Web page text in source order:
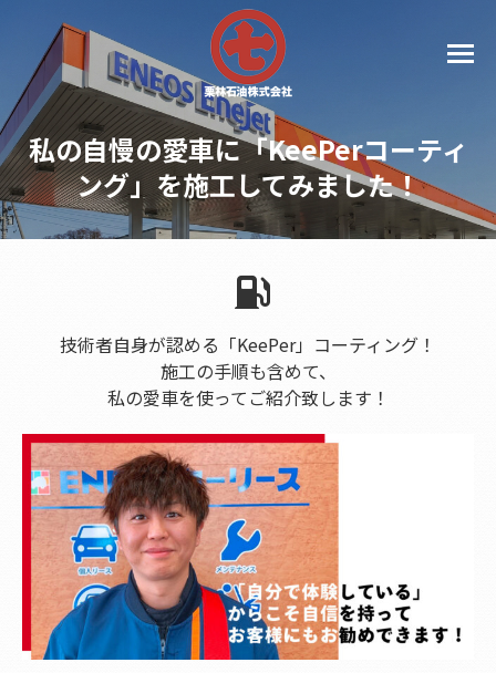
私の自慢の愛車に「KeePerコーティ
ング」を施工してみました！
技術者自身が認める「KeePer」コーティング！
施工の手順も含めて、
私の愛車を使ってご紹介致します！